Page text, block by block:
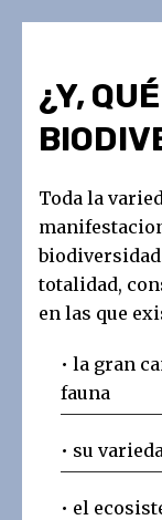
¿Y,
Toda la
totalidad,
en las que
• la gran
fauna
• su
• el